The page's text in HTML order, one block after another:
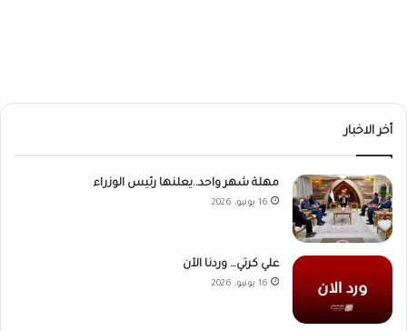
أخر الاخبار
مهلة شهر واحد..يعلنها رئيس الوزراء
16 يونيو، 2026
علي كرتي… وردنا الآن
16 يونيو، 2026